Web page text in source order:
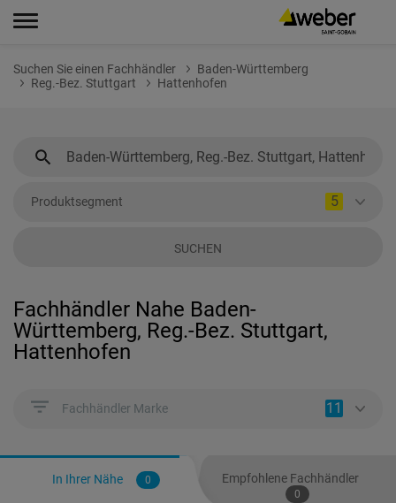
Suchen Sie einen Fachhändler
Baden-Württemberg
Reg.-Bez. Stuttgart
Hattenhofen
Produktsegment 5
SUCHEN
Fachhändler Nahe Baden-
Württemberg, Reg.-Bez. Stuttgart,
Hattenhofen
Fachhändler Marke 11
In Ihrer Nähe 0 Empfohlene Fachhändler
0